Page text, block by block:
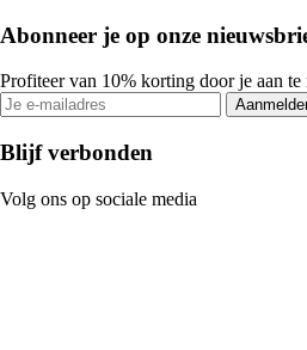
Abonneer je op onze
Profiteer van 10% korting door je aan
Blijf verbonden
Volg ons op sociale media